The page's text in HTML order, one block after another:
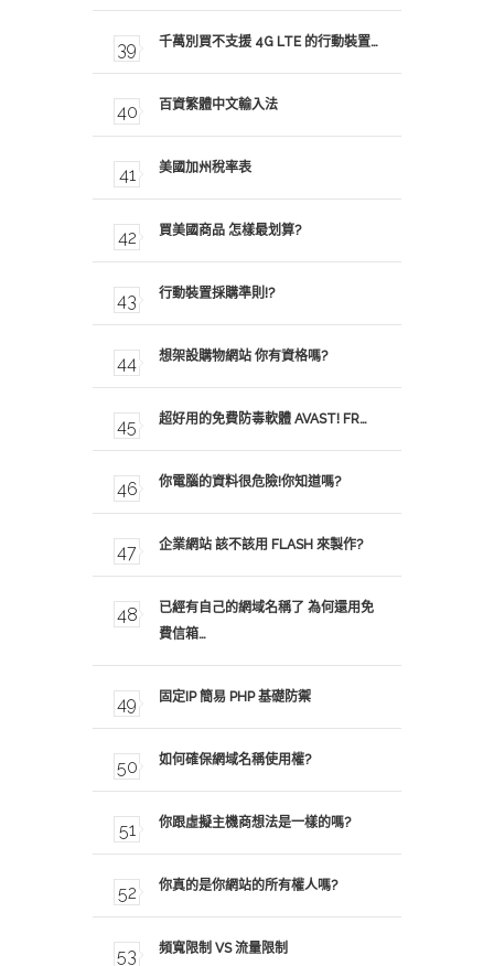
千萬別買不支援 4G LTE 的行動裝置…
百資繁體中文輸入法
美國加州稅率表
買美國商品 怎樣最划算?
行動裝置採購準則!?
想架設購物網站 你有資格嗎?
超好用的免費防毒軟體 AVAST! FR…
你電腦的資料很危險!你知道嗎?
企業網站 該不該用 FLASH 來製作?
已經有自己的網域名稱了 為何還用免
費信箱…
固定IP 簡易 PHP 基礎防禦
如何確保網域名稱使用權?
你跟虛擬主機商想法是一樣的嗎?
你真的是你網站的所有權人嗎?
頻寬限制 VS 流量限制